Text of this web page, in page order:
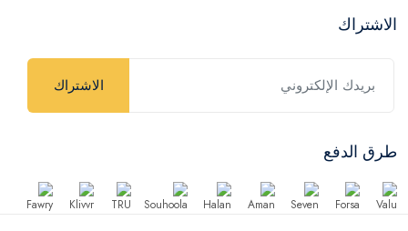
الاشتراك
الاشتراك
طرق الدفع